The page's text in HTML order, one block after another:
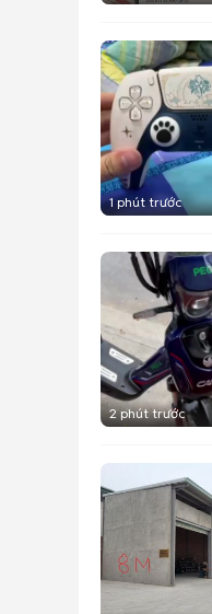
1 phút trước
2 phút trước